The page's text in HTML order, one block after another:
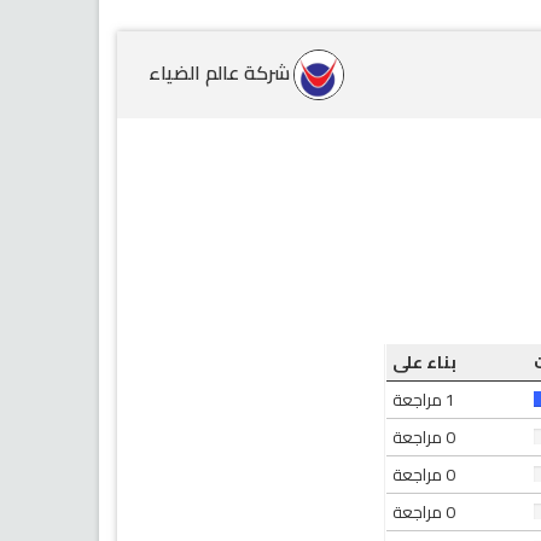
شركة عالم الضياء
بناء على
1 مراجعة
0 مراجعة
0 مراجعة
0 مراجعة